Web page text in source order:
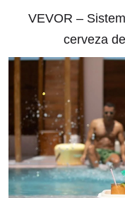
VEVOR –
cerveza